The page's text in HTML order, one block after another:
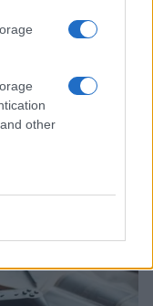
other
scopri gli
la città